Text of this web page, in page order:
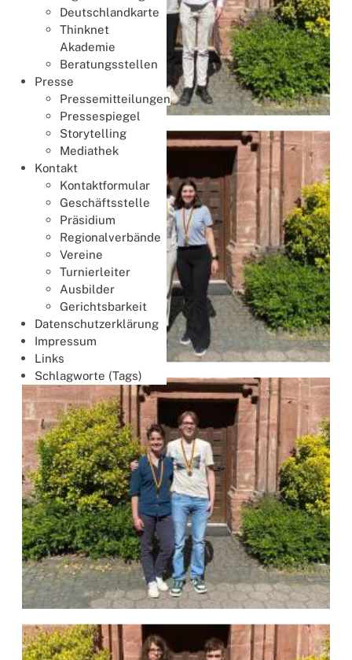
Deutschlandkarte
Thinknet
Akademie
Beratungsstellen
Presse
Pressemitteilungen
Pressespiegel
Storytelling
Mediathek
Kontakt
Kontaktformular
Geschäftsstelle
Präsidium
Regionalverbände
Vereine
Turnierleiter
Ausbilder
Gerichtsbarkeit
Datenschutzerklärung
Impressum
Links
Schlagworte (Tags)